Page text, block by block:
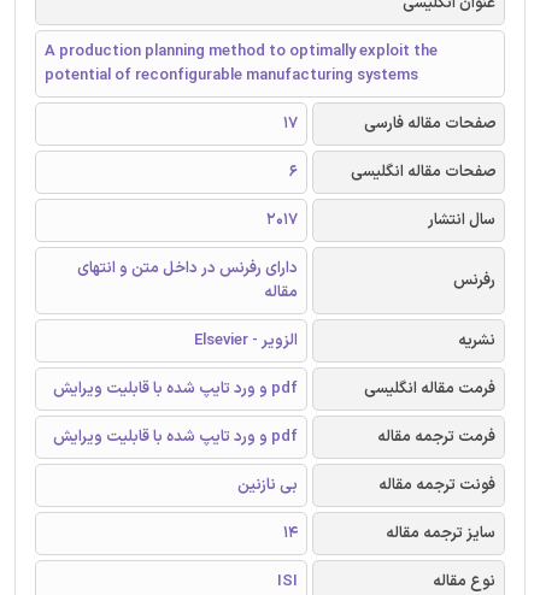
A production planning method to optimally exploit the
potential of reconfigurable manufacturing systems
صفحات مقاله فارسی
17
صفحات مقاله انگلیسی
6
سال انتشار
2017
رفرنس
دارای رفرنس در داخل متن و انتهای
مقاله
نشریه
الزویر - Elsevier
فرمت مقاله انگلیسی
pdf و ورد تایپ شده با قابلیت ویرایش
فرمت ترجمه مقاله
pdf و ورد تایپ شده با قابلیت ویرایش
فونت ترجمه مقاله
بی نازنین
سایز ترجمه مقاله
14
نوع مقاله
ISI